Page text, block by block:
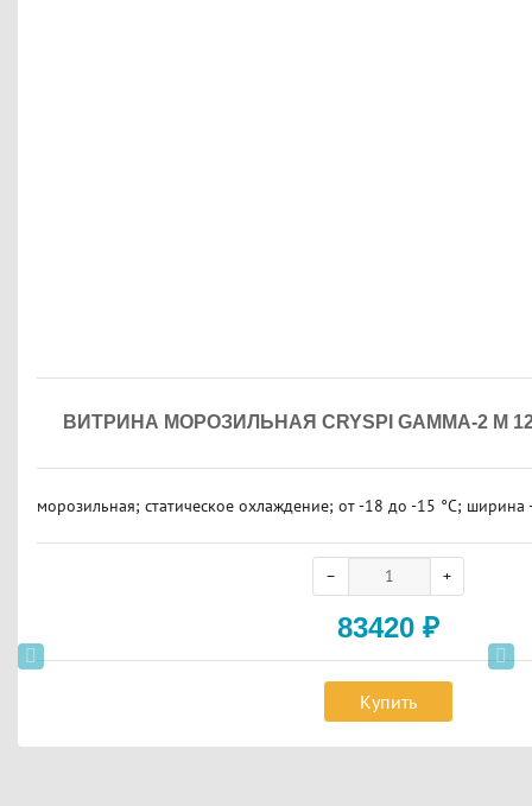
ВИТРИНА МОРОЗИЛЬНАЯ CRYSPI GAMMA-2 M
морозильная; статическое охлаждение; от -18 до -15 °C;
83420 ₽
Купить